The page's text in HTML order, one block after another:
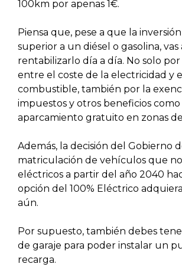
100km por apenas 1€.
Piensa que, pese a que la
superior a un diésel o gasolina, vas
rentabilizarlo día a día. No solo
entre el coste de la electricidad y el
combustible, también por la
impuestos y otros beneficios como
aparcamiento gratuito en zonas
Además, la decisión del Gobierno
matriculación de vehículos que
eléctricos a partir del año 2040
opción del 100% Eléctrico
aún.
Por supuesto, también debes
de garaje para poder instalar un
recarga.